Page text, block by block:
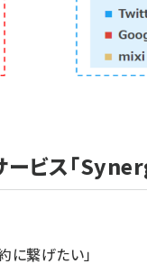
ビス「
に繋げたい」